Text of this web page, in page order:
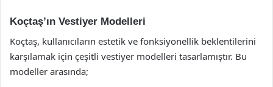
Koçtaş’ın Vestiyer Modelleri
Koçtaş, kullanıcıların estetik ve fonksiyonellik beklentilerini
karşılamak için çeşitli vestiyer modelleri tasarlamıştır. Bu
modeller arasında;